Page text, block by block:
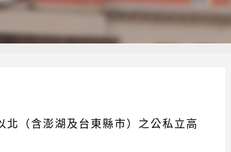
學校原住民學生第十四期青年領袖初階
（含澎湖及台東縣市）之公私立高